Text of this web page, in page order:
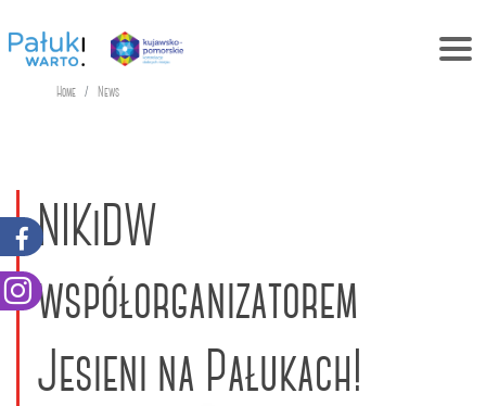
Home News
NIKiDW
współorganizatorem
Jesieni na Pałukach!